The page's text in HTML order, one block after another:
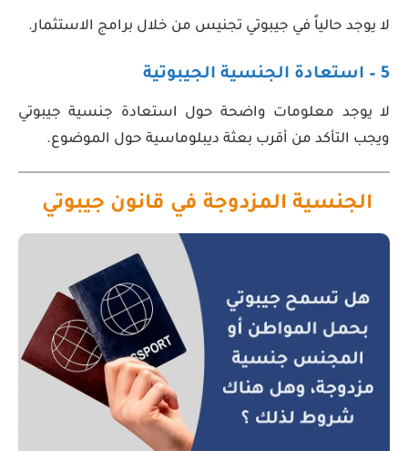
لا يوجد حالياً في جيبوتي تجنيس من خلال برامج الاستثمار.
5 – استعادة الجنسية الجيبوتية
لا يوجد معلومات واضحة حول استعادة جنسية جيبوتي
ويجب التأكد من أقرب بعثة ديبلوماسية حول الموضوع.
الجنسية المزدوجة في قانون جيبوتي